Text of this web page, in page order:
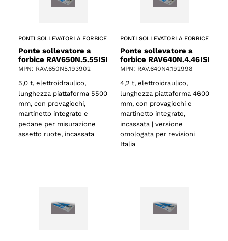
PONTI SOLLEVATORI A FORBICE
Ponte sollevatore a
forbice RAV650N.5.55ISI
MPN: RAV.650N5.193902
5,0 t, elettroidraulico,
lunghezza piattaforma 5500
mm, con provagiochi,
martinetto integrato e
pedane per misurazione
assetto ruote, incassata
PONTI SOLLEVATORI A FORBICE
Ponte sollevatore a
forbice RAV640N.4.46ISI
MPN: RAV.640N4.192998
4,2 t, elettroidraulico,
lunghezza piattaforma 4600
mm, con provagiochi e
martinetto integrato,
incassata | versione
omologata per revisioni
Italia